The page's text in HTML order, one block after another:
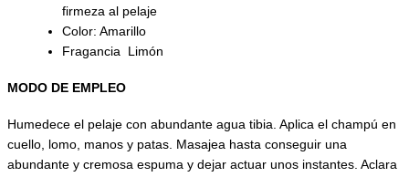
firmeza al pelaje
Color: Amarillo
Fragancia Limón
MODO DE EMPLEO
Humedece el pelaje con abundante agua tibia. Aplica el champú en
cuello, lomo, manos y patas. Masajea hasta conseguir una
abundante y cremosa espuma y dejar actuar unos instantes. Aclara